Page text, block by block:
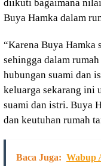
diikuti bagaimana
Buya Hamka dalam
“Karena Buya Hamka
sehingga dalam
hubungan suami dan
keluarga sekarang ini
suami dan istri. Buya
dan keutuhan rumah
Baca Juga: Wabup